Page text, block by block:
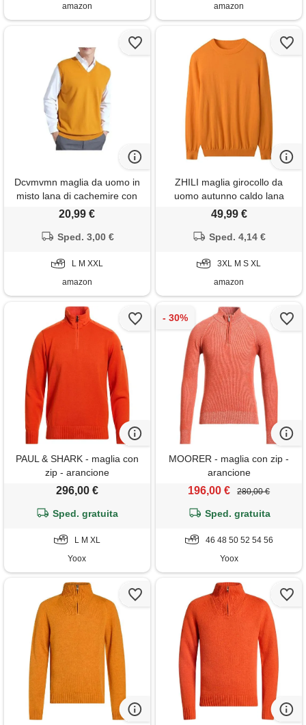
amazon
amazon
Dcvmvmn maglia da uomo in
misto lana di cachemire con
colletto a v sciolto tinta unita
giallo, m
20,99 €
Sped. 3,00 €
L M XXL
amazon
ZHILI maglia girocollo da
uomo autunno caldo lana
merino maglia a maglia
49,99 €
Sped. 4,14 €
3XL M S XL
amazon
PAUL & SHARK - maglia con
zip - arancione
296,00 €
Sped. gratuita
L M XL
Yoox
MOORER - maglia con zip -
arancione
196,00 € 280,00 €
Sped. gratuita
46 48 50 52 54 56
Yoox